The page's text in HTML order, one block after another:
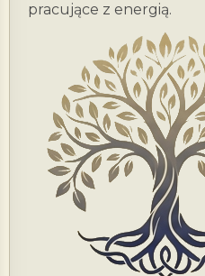
pracujące z energią.